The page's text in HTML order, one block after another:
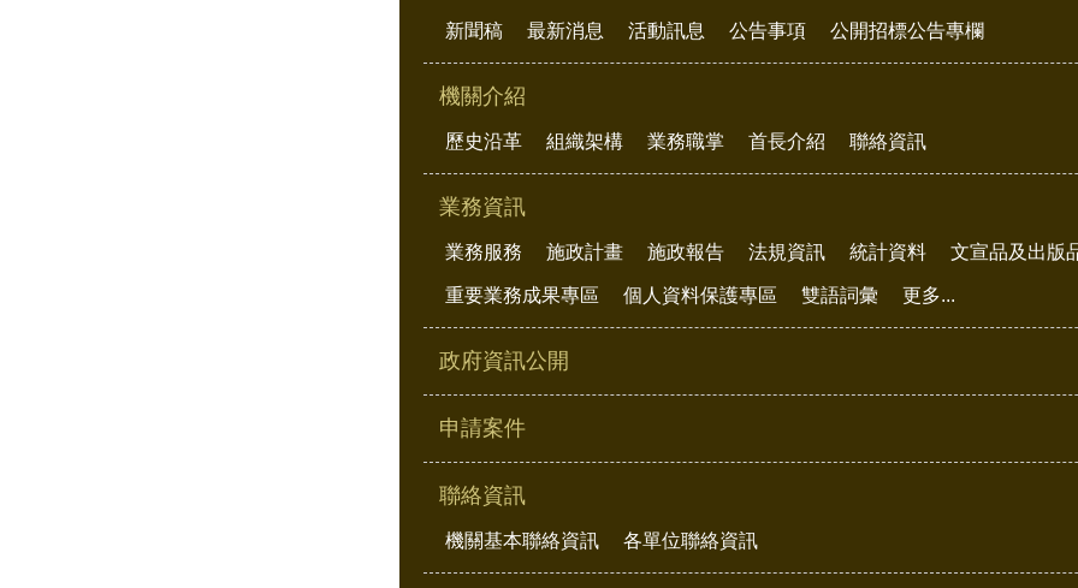
新聞稿 最新消息 活動訊息 公告事項 公開招標公告專欄
機關介紹
歷史沿革 組織架構 業務職掌 首長介紹 聯絡資訊
業務資訊
業務服務 施政計畫 施政報告 法規資訊 統計資料 文宣品及出版
重要業務成果專區 個人資料保護專區 雙語詞彙 更多...
政府資訊公開
申請案件
聯絡資訊
機關基本聯絡資訊 各單位聯絡資訊